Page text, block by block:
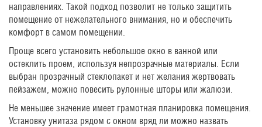
направлениях. Такой подход позволит не только защитить
помещение от нежелательного внимания, но и обеспечить
комфорт в самом помещении.
Проще всего установить небольшое окно в ванной или
остеклить проем, используя непрозрачные материалы. Если
выбран прозрачный стеклопакет и нет желания жертвовать
пейзажем, можно повесить рулонные шторы или жалюзи.
Не меньшее значение имеет грамотная планировка помещения.
Установку унитаза рядом с окном вряд ли можно назвать